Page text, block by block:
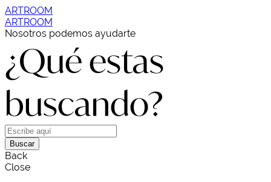
ARTROOM
ARTROOM
Nosotros podemos ayudarte
¿Qué estas
buscando?
Buscar
Back
Close